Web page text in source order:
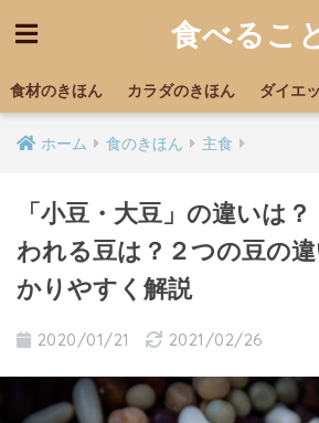
食べるこ
食材のきほん カラダのきほん ダイエ
ホーム 食のきほん 主食
「小豆・大豆」の違いは
われる豆は？２つの豆の
かりやすく解説
2020/01/21 2021/02/26